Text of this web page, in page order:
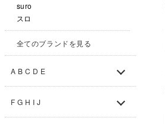
suro
スロ
全てのブランドを見る
A B C D E
F G H I J